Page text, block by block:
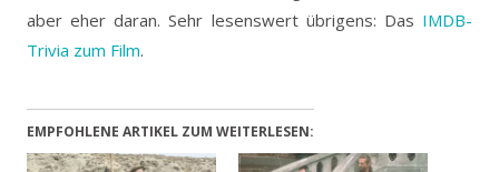
aber eher daran. Sehr lesenswert übrigens: Das IMDB-
Trivia zum Film.
EMPFOHLENE ARTIKEL ZUM WEITERLESEN: